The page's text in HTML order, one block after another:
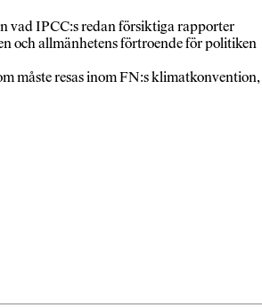
vad IPCC:s redan försiktiga rapporter
och allmänhetens förtroende för politiken
måste resas inom FN:s klimatkonvention,